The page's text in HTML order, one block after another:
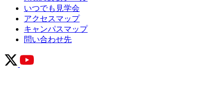
いつでも見学会
アクセスマップ
キャンパスマップ
問い合わせ先